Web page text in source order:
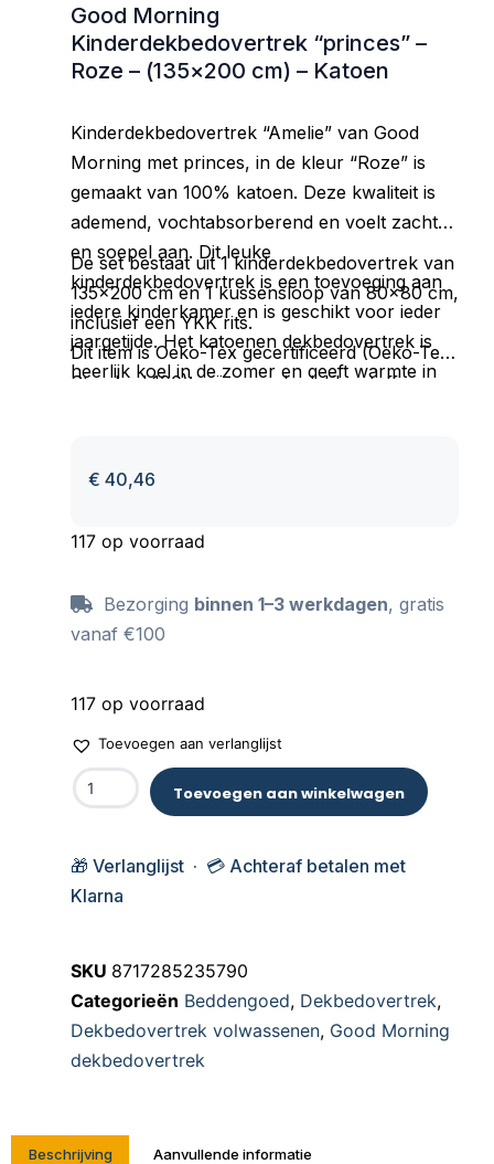
Good Morning
Kinderdekbedovertrek “princes” –
Roze – (135×200 cm) – Katoen
Kinderdekbedovertrek “Amelie” van Good
Morning met princes, in de kleur “Roze” is
gemaakt van 100% katoen. Deze kwaliteit is
ademend, vochtabsorberend en voelt zacht
en soepel aan. Dit leuke
kinderdekbedovertrek is een toevoeging aan
iedere kinderkamer en is geschikt voor ieder
jaargetijde. Het katoenen dekbedovertrek is
heerlijk koel in de zomer en geeft warmte in
De set bestaat uit 1 kinderdekbedovertrek van
135×200 cm en 1 kussensloop van 80×80 cm,
inclusief een YKK rits.
Dit item is Oeko-Tex gecertificeerd (Oeko-Tex
Standard 100): vrij van schadelijke stoffen en
€ 40,46
117 op voorraad
Bezorging binnen 1–3 werkdagen, gratis
vanaf €100
117 op voorraad
Toevoegen aan verlanglijst
Toevoegen aan winkelwagen
🎁 Verlanglijst · 💳 Achteraf betalen met
Klarna
SKU 8717285235790
Categorieën Beddengoed, Dekbedovertrek,
Dekbedovertrek volwassenen, Good Morning
dekbedovertrek
Beschrijving Aanvullende informatie